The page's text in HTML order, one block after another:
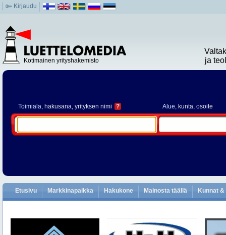
Kirjaudu
Kotimainen yrityshakemisto
ja
Toimiala, hakusana, yrityksen nimi ? Alue, kunta, osoite
Etusivu Markkinapaikka Hakukone Mainosta täällä Kunnat